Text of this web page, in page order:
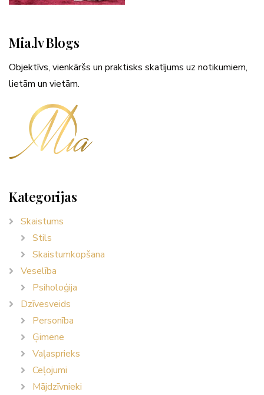
Mia.lv Blogs
Objektīvs, vienkāršs un praktisks skatījums uz notikumiem,
lietām un vietām.
Kategorijas
Skaistums
Stils
Skaistumkopšana
Veselība
Psiholoģija
Dzīvesveids
Personība
Ģimene
Vaļasprieks
Ceļojumi
Mājdzīvnieki